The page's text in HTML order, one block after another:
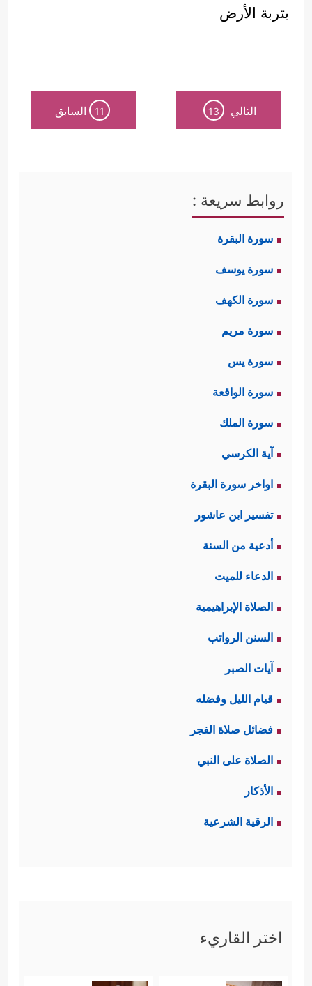
بتربة الأرض
التالي 13
11 السابق
روابط سريعة :
سورة البقرة
سورة يوسف
سورة الكهف
سورة مريم
سورة يس
سورة الواقعة
سورة الملك
آية الكرسي
اواخر سورة البقرة
تفسير ابن عاشور
أدعية من السنة
الدعاء للميت
الصلاة الإبراهيمية
السنن الرواتب
آيات الصبر
قيام الليل وفضله
فضائل صلاة الفجر
الصلاة على النبي
الأذكار
الرقية الشرعية
اختر القاريء